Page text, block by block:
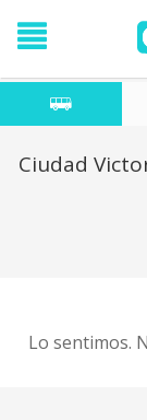
Ciudad
Lo sentimos.